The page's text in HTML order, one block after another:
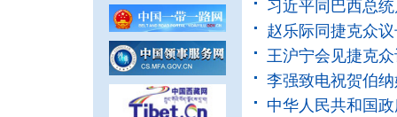
习近平同巴西总
赵乐际同捷克众
王沪宁会见捷克
李强致电祝贺伯
中华人民共和国